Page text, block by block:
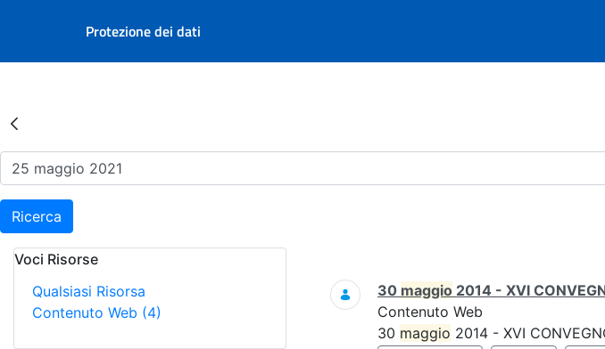
Protezione dei dati
Risultati della Ricerca - Eventi
Ricerca
Voci Risorse
Qualsiasi Risorsa
Contenuto Web (4)
Ricerca
30 maggio 2014 - XVI
Contenuto Web
30 maggio 2014 - XVI